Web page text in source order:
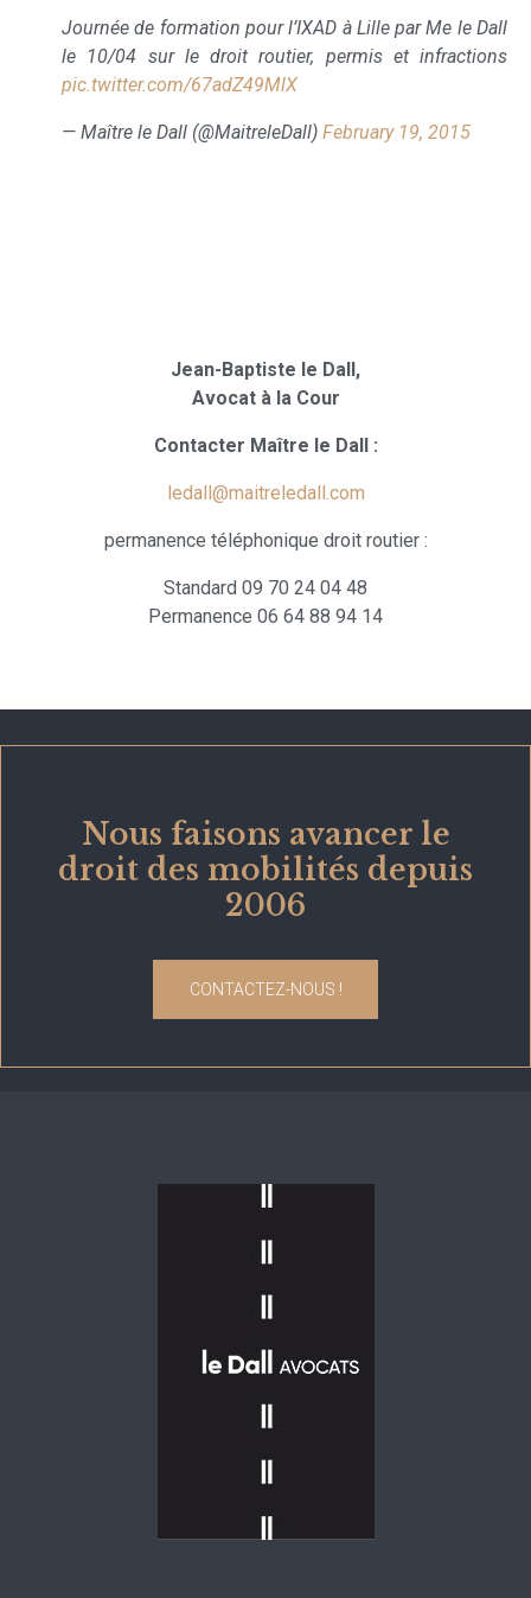
Journée de formation pour l’IXAD à Lille par Me le Dall
le 10/04 sur le droit routier, permis et infractions
pic.twitter.com/67adZ49MlX
— Maître le Dall (@MaitreleDall) February 19, 2015
Jean-Baptiste le Dall,
Avocat à la Cour
Contacter Maître le Dall :
ledall@maitreledall.com
permanence téléphonique droit routier :
Standard 09 70 24 04 48
Permanence 06 64 88 94 14
Nous faisons avancer le
droit des mobilités depuis
2006
CONTACTEZ-NOUS !